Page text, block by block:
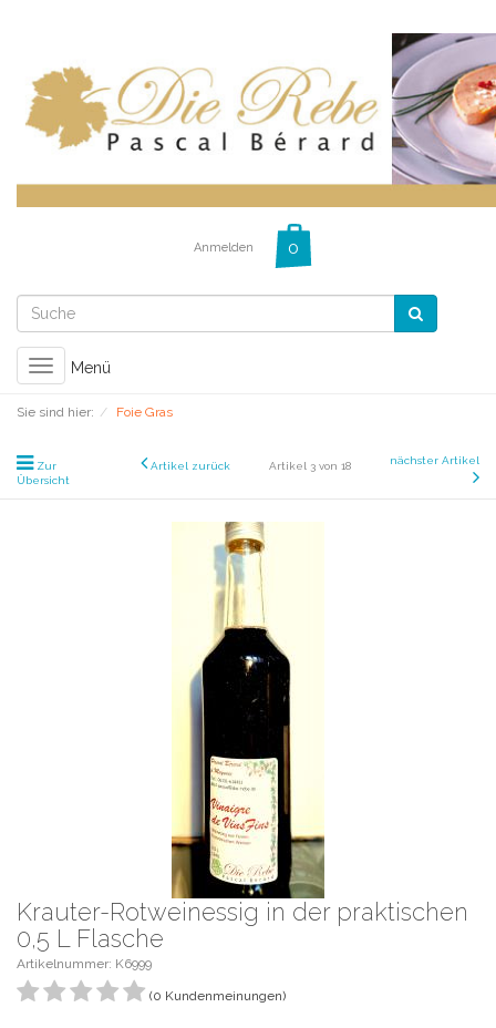
Anmelden
Toggle
navigation
Menü
Sie sind hier: Foie Gras
Zur
Übersicht
Artikel zurück Artikel 3 von 18 nächster Artikel
Krauter-Rotweinessig in der praktischen
0,5 L Flasche
Artikelnummer: K6999
(0 Kundenmeinungen)